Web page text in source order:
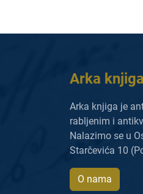
Arka knjiga
Arka knjiga je
rabljenim i
Nalazimo se u
Starčevića 10
O nama